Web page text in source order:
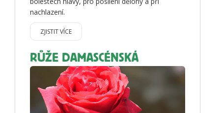
nachlazení.
ZJISTIT VÍCE
RŮŽE DAMASCÉNSKÁ